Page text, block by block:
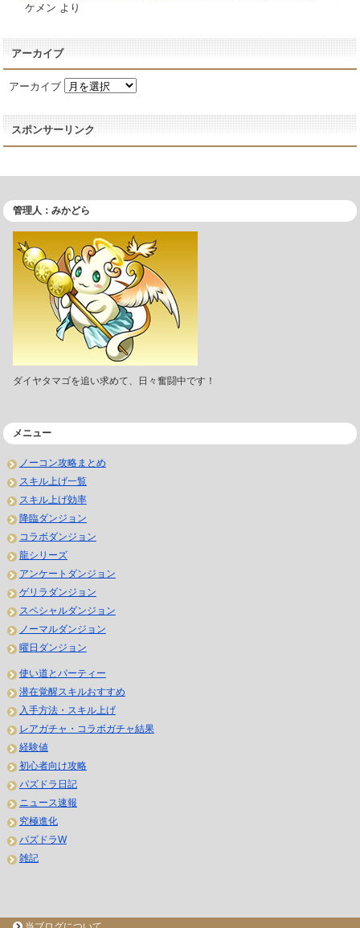
ケメン より
アーカイブ
アーカイブ
スポンサーリンク
管理人：みかどら
ダイヤタマゴを追い求めて、日々奮闘中です！
メニュー
ノーコン攻略まとめ
スキル上げ一覧
スキル上げ効率
降臨ダンジョン
コラボダンジョン
龍シリーズ
アンケートダンジョン
ゲリラダンジョン
スペシャルダンジョン
ノーマルダンジョン
曜日ダンジョン
使い道とパーティー
潜在覚醒スキルおすすめ
入手方法・スキル上げ
レアガチャ・コラボガチャ結果
経験値
初心者向け攻略
パズドラ日記
ニュース速報
究極進化
パズドラW
雑記